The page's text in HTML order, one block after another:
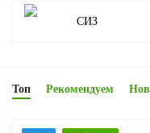
СИЗ
Топ Рекомендуем